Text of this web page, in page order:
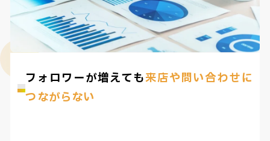
フォロワーが増えても来店や問い合わせに
つながらない